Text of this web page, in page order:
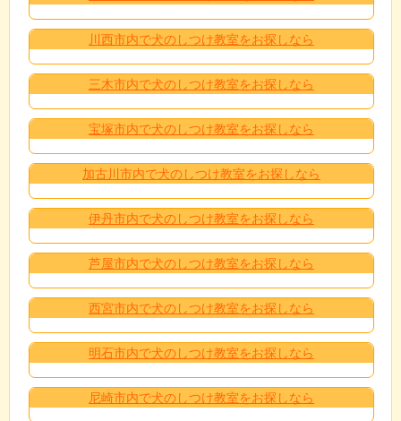
川西市内で犬のしつけ教室をお探しなら
三木市内で犬のしつけ教室をお探しなら
宝塚市内で犬のしつけ教室をお探しなら
加古川市内で犬のしつけ教室をお探しなら
伊丹市内で犬のしつけ教室をお探しなら
芦屋市内で犬のしつけ教室をお探しなら
西宮市内で犬のしつけ教室をお探しなら
明石市内で犬のしつけ教室をお探しなら
尼崎市内で犬のしつけ教室をお探しなら